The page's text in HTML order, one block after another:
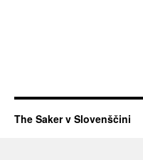
The Saker v Slovenščini